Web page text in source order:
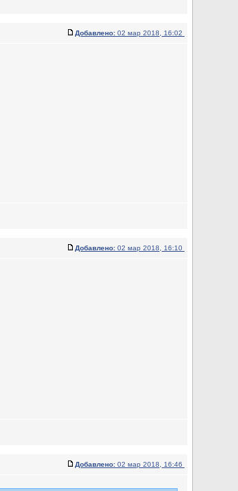
Добавлено: 02 мар 2018, 16:02
Добавлено: 02 мар 2018, 16:10
Добавлено: 02 мар 2018, 16:46